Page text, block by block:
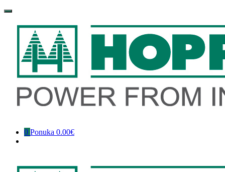
Preskočiť
obsah
0 Ponuka 0.00€